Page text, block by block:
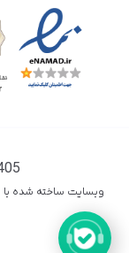
وبسایت ساخته شده با